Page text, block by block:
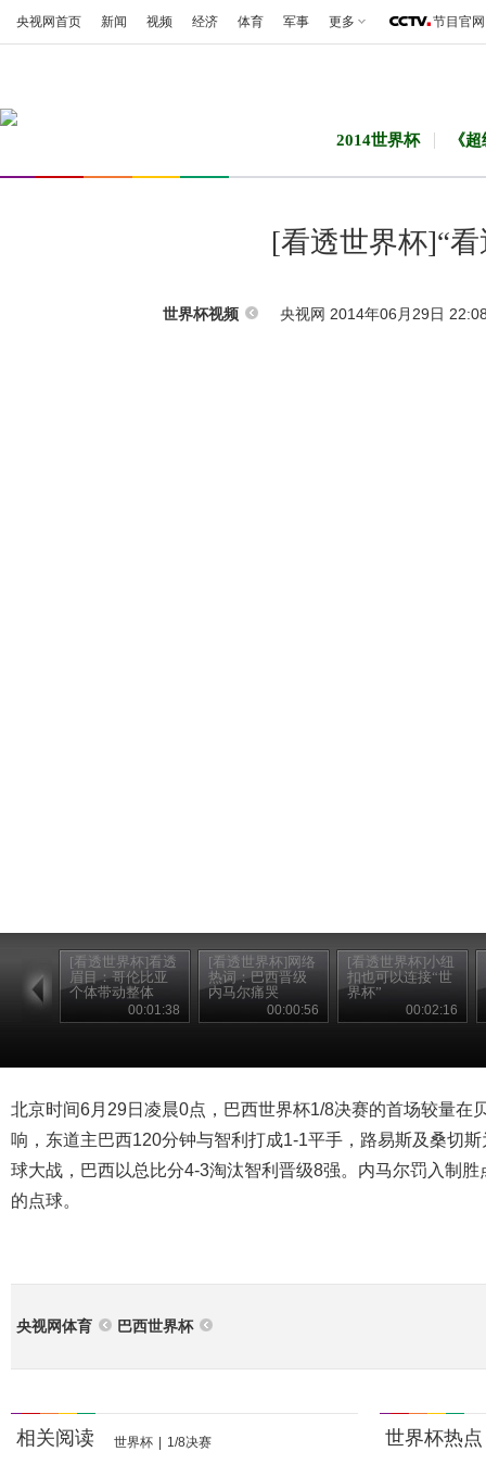
央视网首页 新闻 视频 经济 体育 军事 更多 节目官网
2014世界杯 《
[看透世界杯]“
世界杯视频 央视网 2014年06月29日
[看透世界杯]看透
眉目：哥伦比亚
个体带动整体
00:01:38
[看透世界杯]网络
热词：巴西晋级
内马尔痛哭
00:00:56
[看透世界杯]小纽
扣也可以连接“世
界杯”
00:02:16
北京时间6月29日凌晨0点，巴西世界杯1/8决赛的首场较量在
响，东道主巴西120分钟与智利打成1-1平手，路易斯及桑切
球大战，巴西以总比分4-3淘汰智利晋级8强。内马尔罚入制
的点球。
央视网体育 巴西世界杯
相关阅读 世界杯 1/8决赛 世界杯热点